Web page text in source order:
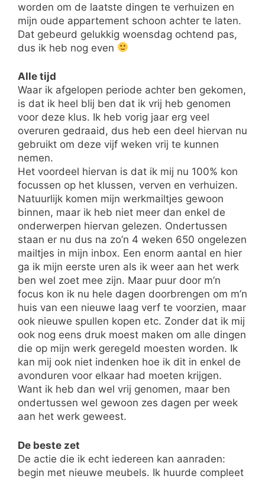
worden om de laatste dingen te verhuizen en
mijn oude appartement schoon achter te laten.
Dat gebeurd gelukkig woensdag ochtend pas,
dus ik heb nog even
Alle tijd
Waar ik afgelopen periode achter ben gekomen,
is dat ik heel blij ben dat ik vrij heb genomen
voor deze klus. Ik heb vorig jaar erg veel
overuren gedraaid, dus heb een deel hiervan nu
gebruikt om deze vijf weken vrij te kunnen
nemen.
Het voordeel hiervan is dat ik mij nu 100% kon
focussen op het klussen, verven en verhuizen.
Natuurlijk komen mijn werkmailtjes gewoon
binnen, maar ik heb niet meer dan enkel de
onderwerpen hiervan gelezen. Ondertussen
staan er nu dus na zo’n 4 weken 650 ongelezen
mailtjes in mijn inbox. Een enorm aantal en hier
ga ik mijn eerste uren als ik weer aan het werk
ben wel zoet mee zijn. Maar puur door m’n
focus kon ik nu hele dagen doorbrengen om m’n
huis van een nieuwe laag verf te voorzien, maar
ook nieuwe spullen kopen etc. Zonder dat ik mij
ook nog eens druk moest maken om alle dingen
die op mijn werk geregeld moesten worden. Ik
kan mij ook niet indenken hoe ik dit in enkel de
avonduren voor elkaar had moeten krijgen.
Want ik heb dan wel vrij genomen, maar ben
ondertussen wel gewoon zes dagen per week
aan het werk geweest.
De beste zet
De actie die ik echt iedereen kan aanraden:
begin met nieuwe meubels. Ik huurde compleet